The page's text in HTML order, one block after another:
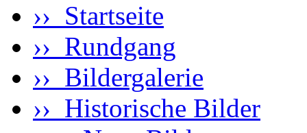
›› Startseite
›› Rundgang
›› Bildergalerie
›› Historische Bilder